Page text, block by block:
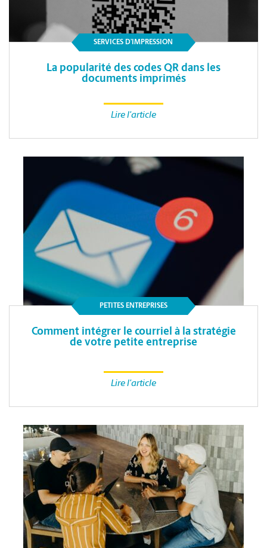
SERVICES D’IMPRESSION
La popularité des codes QR dans les
documents imprimés
Lire l'article
PETITES ENTREPRISES
Comment intégrer le courriel à la stratégie
de votre petite entreprise
Lire l'article